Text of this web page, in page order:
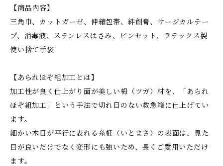
【商品内容】
三角巾、カットガーゼ、伸縮包帯、絆創膏、サージカルテー
プ、消毒液、ステンレスはさみ、ピンセット、ラテックス製
使い捨て手袋
【あられほぞ組加工とは】
加工性が良く仕上がり面が美しい栂（ツガ）材を、「あられ
ほぞ組加工」という手法で切れ目のない救急箱に仕上げてい
ます。
細かい木目が平行に表れる糸柾（いとまさ）の表面は、見た
目が良いだけでなく変形にも強いため、長くご愛用いただけ
ます。